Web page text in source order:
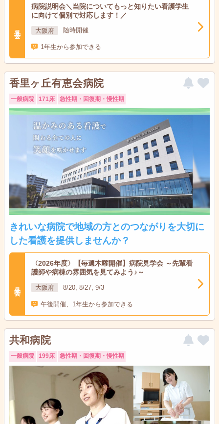
病院説明会＼当院についてもっと知りたい看護学生
に向けて個別で対応します！／
大阪府 随時開催
1年生から参加できる
香里ヶ丘有恵会病院
一般病院 171床 急性期・回復期・慢性期
きれいな病院で地域の方とのつながりを大切に
した看護を提供しませんか？
〈2026年度〉【毎週木曜開催】病院見学会 ～先輩看
護師や病棟の雰囲気を見てみよう♪～
大阪府 8/20, 8/27, 9/3
午後開催、1年生から参加できる
共和病院
一般病院 199床 急性期・回復期・慢性期